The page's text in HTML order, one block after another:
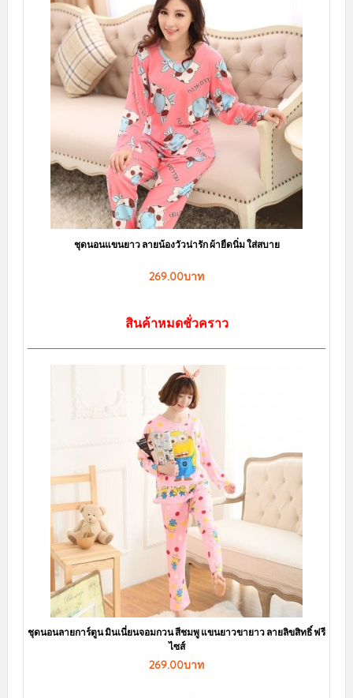
ชุดนอนแขนยาว ลายน้องวัวน่ารัก ผ้ายืดนิ่ม ใส่สบาย
269.00บาท
สินค้าหมดชั่วคราว
ชุดนอนลายการ์ตูน มินเนี่ยนจอมกวน สีชมพู แขนยาวขายาว ลายลิขสิทธิ์ ฟรี
ไซส์
269.00บาท